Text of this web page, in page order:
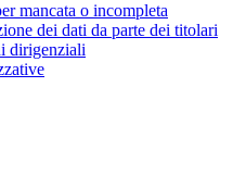
mancata o incompleta
dei dati da parte dei titolari
dirigenziali